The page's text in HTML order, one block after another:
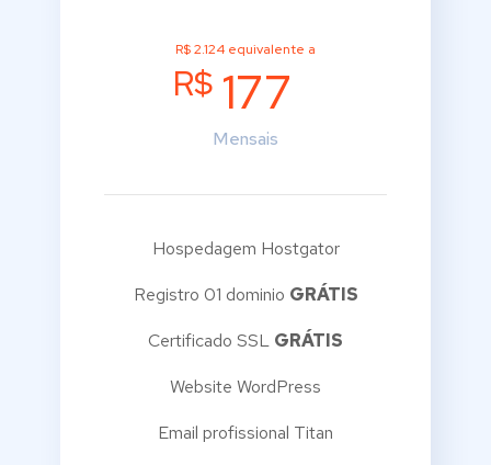
R$ 2.124 equivalente a
R$177
Mensais
Hospedagem Hostgator
Registro 01 dominio GRÁTIS
Certificado SSL GRÁTIS
Website WordPress
Email profissional Titan